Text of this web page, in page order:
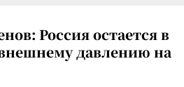
Россия остается в
давлению на